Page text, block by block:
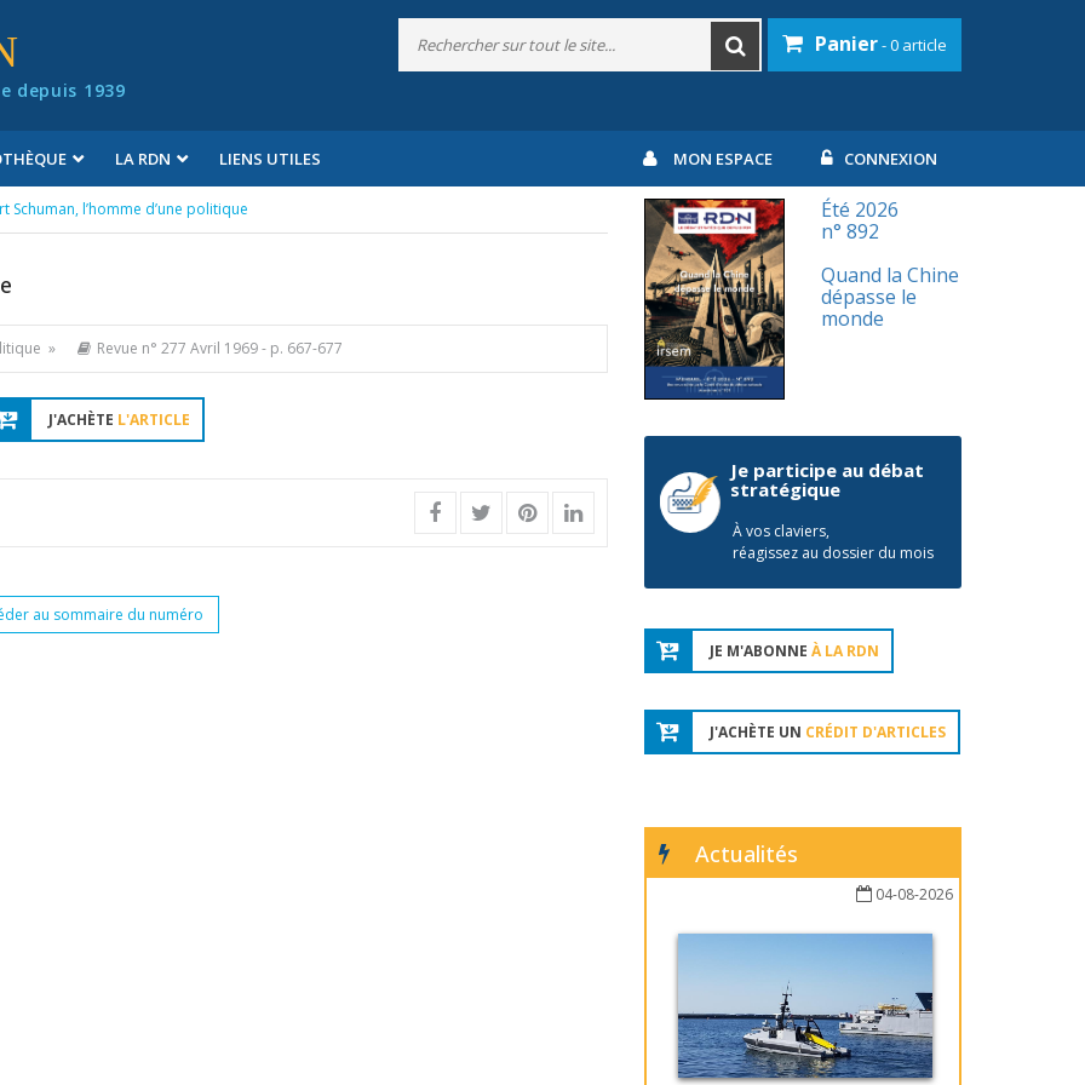
depuis 1939
Panier- 0 article
LA RDN LIENS UTILES MON ESPACE CONNEXION
Schuman, l’homme d’une politique
» Revue n° 277 Avril 1969- p. 667-677
J'ACHÈTE L'ARTICLE
au sommaire du numéro
Été 2026
n° 892
Quand la Chine
dépasse le
monde
Je participe au débat
stratégique
À vos claviers,
réagissez au dossier du mois
JE M'ABONNE À LA RDN
J'ACHÈTE UN CRÉDIT D'ARTICLES
Actualités
04-08-2026